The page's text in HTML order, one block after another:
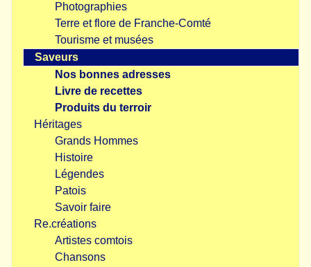
Photographies
Terre et flore de Franche-Comté
Tourisme et musées
Saveurs
Nos bonnes adresses
Livre de recettes
Produits du terroir
Héritages
Grands Hommes
Histoire
Légendes
Patois
Savoir faire
Re.créations
Artistes comtois
Chansons